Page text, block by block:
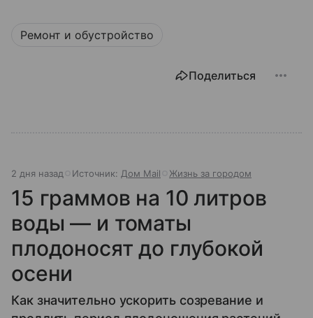
Ремонт и обустройство
Поделиться
2 дня назад Источник: Дом Mail Жизнь за городом
15 граммов на 10 литров
воды — и томаты
плодоносят до глубокой
осени
Как значительно ускорить созревание и